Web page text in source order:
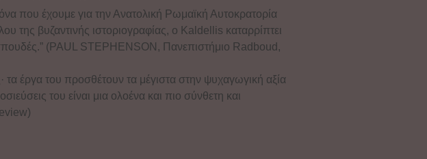
που έχουμε για την Ανατολική Ρωμαϊκή Αυτοκρατορία
της βυζαντινής ιστοριογραφίας, ο Kaldellis καταρρίπτει
(PAUL STEPHENSON, Πανεπιστήμιο Radboud,
τα έργα του προσθέτουν τα μέγιστα στην ψυχαγωγική αξία
του είναι μια ολοένα και πιο σύνθετη και